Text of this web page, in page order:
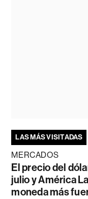
LAS MÁS VISITADAS
MERCADOS
El precio del
julio y América
moneda más